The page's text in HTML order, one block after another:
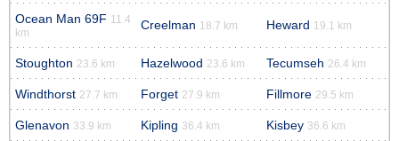
Ocean Man 69F 11.4
km
Creelman 18.7 km Heward 19.1 km
Stoughton 23.6 km Hazelwood 23.6 km Tecumseh 26.4 km
Windthorst 27.7 km Forget 27.9 km Fillmore 29.5 km
Glenavon 33.9 km Kipling 36.4 km Kisbey 36.6 km